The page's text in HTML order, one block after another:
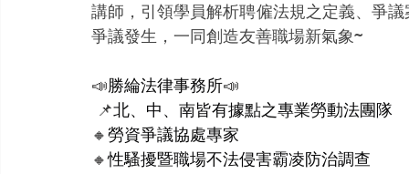
講師，引領學員解析聘僱法規之定義、爭
爭議發生，一同創造友善職場新氣象~
📣勝綸法律事務所📣
📌北、中、南皆有據點之專業勞動法團隊
🔸勞資爭議協處專家
🔸性騷擾暨職場不法侵害霸凌防治調查